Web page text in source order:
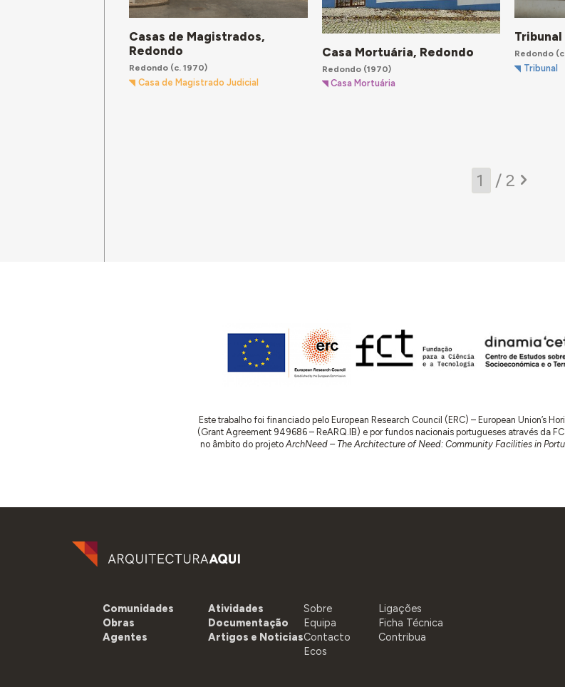
Casas de Magistrados,
Redondo
Redondo (c. 1970)
Casa de Magistrado Judicial
Casa Mortuária, Redondo
Redondo(1970)
Casa Mortuária
Redondo
Tribunal
/ 2
Este trabalho foi financiado pelo European Research Council (ERC) – European Union’s
(Grant Agreement 949686 – ReARQ.IB) e por fundos nacionais portugueses através da
no âmbito do projeto ArchNeed – The Architecture of Need: Community Facilities in
Comunidades
Obras
Agentes
Atividades
Documentação
Artigos e Noticias
Sobre
Equipa
Contacto
Ecos
Ligações
Ficha Técnica
Contribua